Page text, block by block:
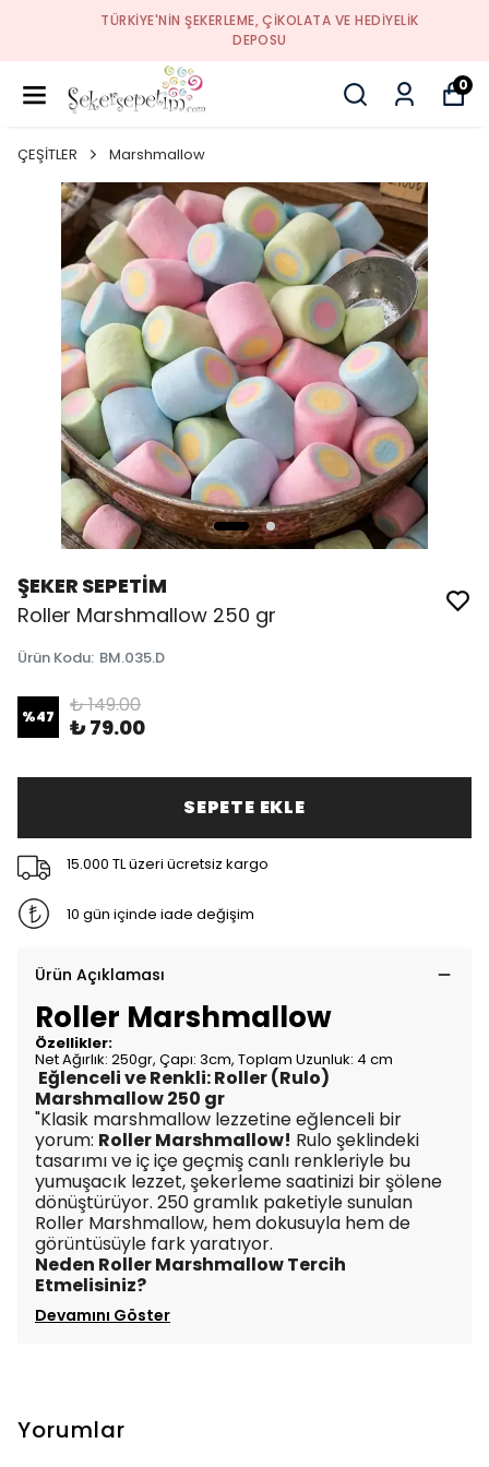
TÜRKIYE'NIN ŞEKERLEME, ÇIKOLATA VE HEDIYELIK
DEPOSU
0
ÇEŞİTLER Marshmallow
ŞEKER SEPETİM
Roller Marshmallow 250 gr
Ürün Kodu: BM.035.D
%47 ₺ 149.00
₺ 79.00
SEPETE EKLE
15.000 TL üzeri ücretsiz kargo
10 gün içinde iade değişim
Ürün Açıklaması
Roller Marshmallow
Özellikler:
Net Ağırlık: 250gr, Çapı: 3cm, Toplam Uzunluk: 4 cm
Eğlenceli ve Renkli: Roller (Rulo)
Marshmallow 250 gr
"Klasik marshmallow lezzetine eğlenceli bir
yorum: Roller Marshmallow! Rulo şeklindeki
tasarımı ve iç içe geçmiş canlı renkleriyle bu
yumuşacık lezzet, şekerleme saatinizi bir şölene
dönüştürüyor. 250 gramlık paketiyle sunulan
Roller Marshmallow, hem dokusuyla hem de
görüntüsüyle fark yaratıyor.
Neden Roller Marshmallow Tercih
Etmelisiniz?
Devamını Göster
Yorumlar